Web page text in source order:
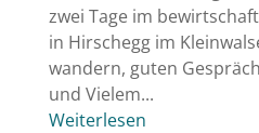
zwei Tage im
in Hirschegg im
wandern, guten
und Vielem...
Weiterlesen